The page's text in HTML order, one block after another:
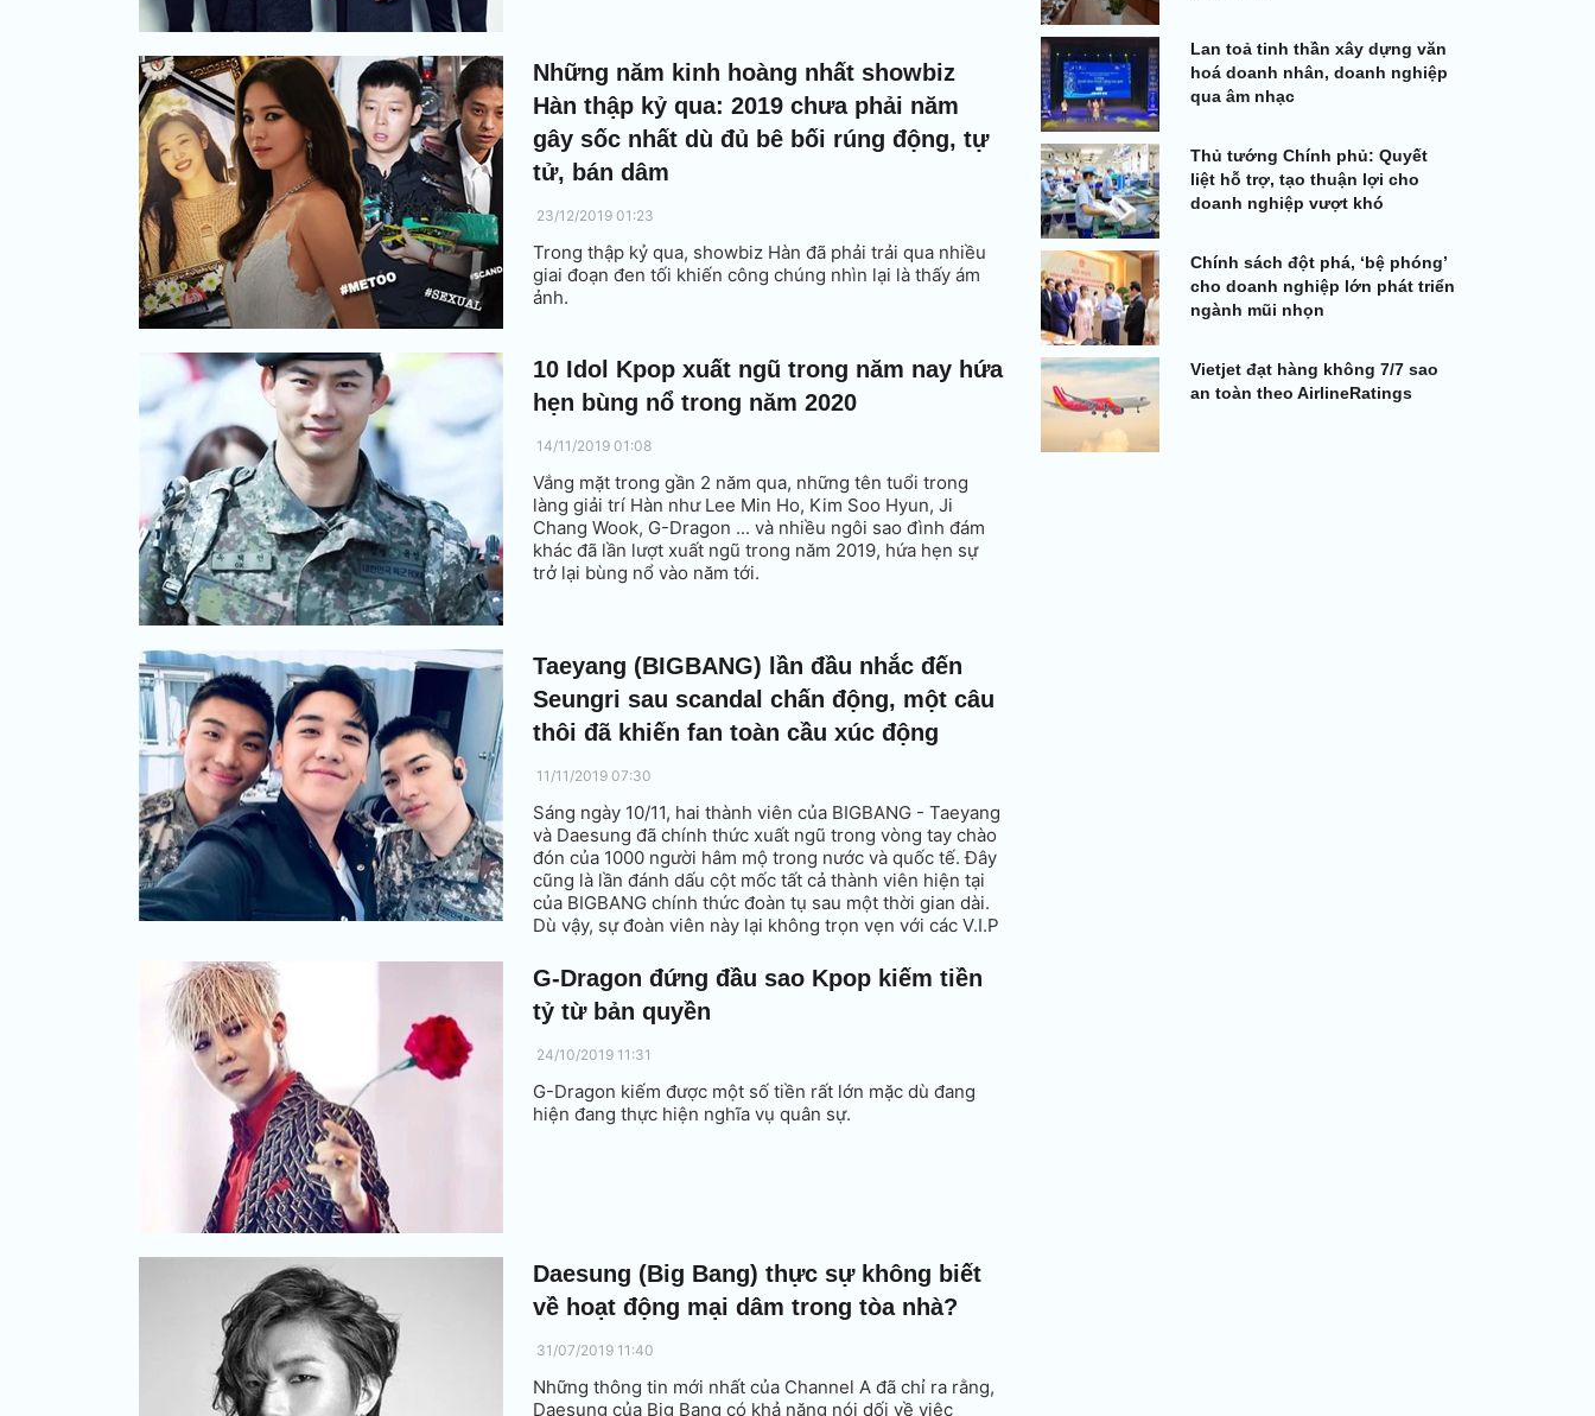
Những năm kinh hoàng nhất showbiz
Hàn thập kỷ qua: 2019 chưa phải năm
gây sốc nhất dù đủ bê bối rúng động, tự
tử, bán dâm
23/12/2019 01:23
Trong thập kỷ qua, showbiz Hàn đã phải trải qua nhiều
giai đoạn đen tối khiến công chúng nhìn lại là thấy ám
ảnh.
10 Idol Kpop xuất ngũ trong năm nay hứa
hẹn bùng nổ trong năm 2020
14/11/2019 01:08
Vắng mặt trong gần 2 năm qua, những tên tuổi trong
làng giải trí Hàn như Lee Min Ho, Kim Soo Hyun, Ji
Chang Wook, G-Dragon ... và nhiều ngôi sao đình đám
khác đã lần lượt xuất ngũ trong năm 2019, hứa hẹn sự
trở lại bùng nổ vào năm tới.
Taeyang (BIGBANG) lần đầu nhắc đến
Seungri sau scandal chấn động, một câu
thôi đã khiến fan toàn cầu xúc động
11/11/2019 07:30
Sáng ngày 10/11, hai thành viên của BIGBANG - Taeyang
và Daesung đã chính thức xuất ngũ trong vòng tay chào
đón của 1000 người hâm mộ trong nước và quốc tế. Đây
cũng là lần đánh dấu cột mốc tất cả thành viên hiện tại
của BIGBANG chính thức đoàn tụ sau một thời gian dài.
Dù vậy, sự đoàn viên này lại không trọn vẹn với các V.I.P
một phần của nhóm.
G-Dragon đứng đầu sao Kpop kiếm tiền
tỷ từ bản quyền
24/10/2019 11:31
G-Dragon kiếm được một số tiền rất lớn mặc dù đang
hiện đang thực hiện nghĩa vụ quân sự.
Daesung (Big Bang) thực sự không biết
về hoạt động mại dâm trong tòa nhà?
31/07/2019 11:40
Những thông tin mới nhất của Channel A đã chỉ ra rằng,
Daesung của Big Bang có khả năng nói dối về việc
Lan toả tinh thần xây dựng văn
hoá doanh nhân, doanh nghiệp
qua âm nhạc
Thủ tướng Chính phủ: Quyết
liệt hỗ trợ, tạo thuận lợi cho
doanh nghiệp vượt khó
Chính sách đột phá, ‘bệ phóng’
cho doanh nghiệp lớn phát triển
ngành mũi nhọn
Vietjet đạt hàng không 7/7 sao
an toàn theo AirlineRatings